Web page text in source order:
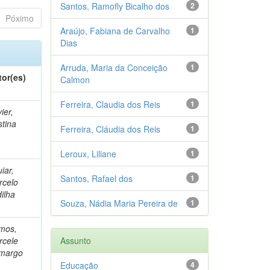
Póximo
2
Santos, Ramofly Bicalho dos
1
Araújo, Fabiana de Carvalho
Dias
1
Arruda, Maria da Conceição
Calmon
1
Ferreira, Claudia dos Reis
1
Ferreira, Cláudia dos Reis
1
Leroux, Liliane
1
Santos, Rafael dos
1
Souza, Nádia Maria Pereira de
Assunto
4
Educação